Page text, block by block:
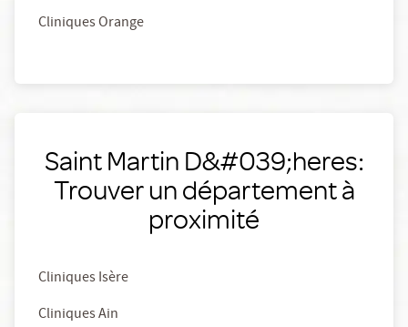
Cliniques Orange
Saint Martin D&#039;heres:
Trouver un département à
proximité
Cliniques Isère
Cliniques Ain